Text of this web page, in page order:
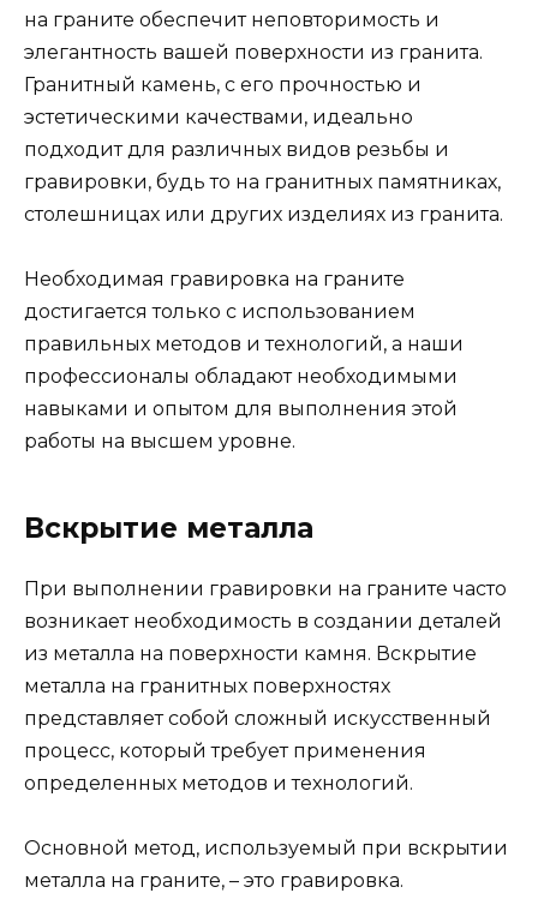
на граните обеспечит неповторимость и
элегантность вашей поверхности из гранита.
Гранитный камень, с его прочностью и
эстетическими качествами, идеально
подходит для различных видов резьбы и
гравировки, будь то на гранитных памятниках,
столешницах или других изделиях из гранита.
Необходимая гравировка на граните
достигается только с использованием
правильных методов и технологий, а наши
профессионалы обладают необходимыми
навыками и опытом для выполнения этой
работы на высшем уровне.
Вскрытие металла
При выполнении гравировки на граните часто
возникает необходимость в создании деталей
из металла на поверхности камня. Вскрытие
металла на гранитных поверхностях
представляет собой сложный искусственный
процесс, который требует применения
определенных методов и технологий.
Основной метод, используемый при вскрытии
металла на граните, – это гравировка.